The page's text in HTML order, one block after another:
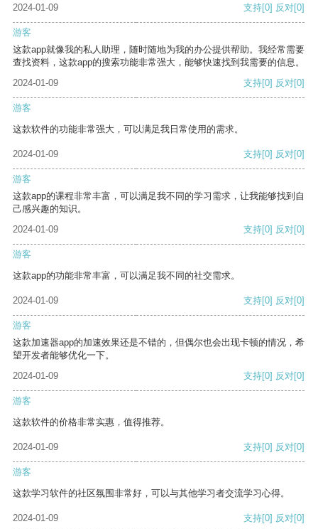
2024-01-09
支持[0] 反对[0]
游客
这款app就像我的私人助理，随时随地为我的办公提供帮助。我经常需要
查找资料，这款app的搜索功能非常强大，能够快速找到我需要的信息。
2024-01-09
支持[0] 反对[0]
游客
这款软件的功能非常强大，可以满足我日常使用的需求。
2024-01-09 支持[0] 反对[0]
游客
这款app的课程非常丰富，可以满足我不同的学习需求，让我能够找到自
己感兴趣的知识。
2024-01-09
支持[0] 反对[0]
游客
这款app的功能非常丰富，可以满足我不同的社交需求。
2024-01-09 支持[0] 反对[0]
游客
这款加速器app的加速效果还是不错的，但偶尔也会出现卡顿的情况，希
望开发者能够优化一下。
2024-01-09
支持[0] 反对[0]
游客
这款软件的价格非常实惠，值得推荐。
2024-01-09 支持[0] 反对[0]
游客
这款学习软件的社区氛围非常好，可以与其他学习者交流学习心得。
2024-01-09 支持[0] 反对[0]